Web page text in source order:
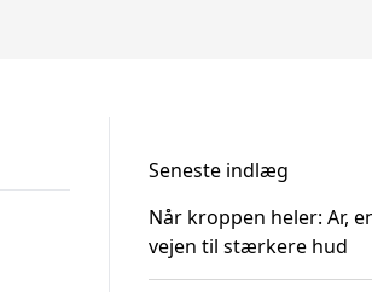
Seneste indlæg
Når kroppen heler: Ar,
vejen til stærkere hud